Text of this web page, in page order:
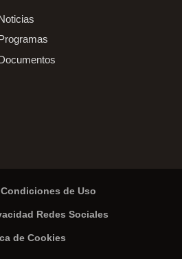
Condiciones de Uso
Redes Sociales
de Cookies